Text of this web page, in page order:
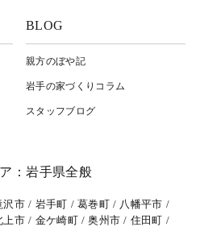
BLOG
親方のぼや記
岩⼿の家づくりコラム
スタッフブログ
：岩手県全般
沢市 岩手町 葛巻町
八幡平市
上市 金ケ崎町 奥州市 住田町